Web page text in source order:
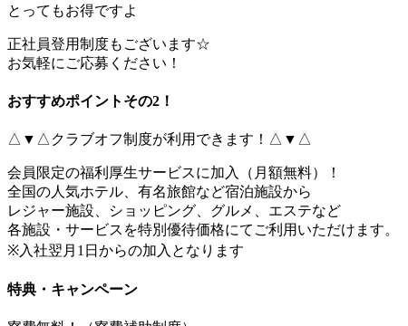
とってもお得ですよ
正社員登用制度もございます☆
お気軽にご応募ください！
おすすめポイントその2！
△▼△クラブオフ制度が利用できます！△▼△
会員限定の福利厚生サービスに加入（月額無料）！
全国の人気ホテル、有名旅館など宿泊施設から
レジャー施設、ショッピング、グルメ、エステなど
各施設・サービスを特別優待価格にてご利用いただけます。
※入社翌月1日からの加入となります
特典・キャンペーン